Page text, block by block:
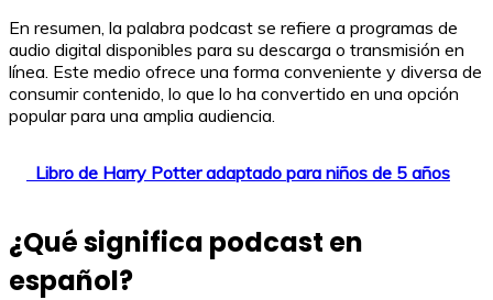
En resumen, la palabra podcast se refiere a programas de
audio digital disponibles para su descarga o transmisión en
línea. Este medio ofrece una forma conveniente y diversa de
consumir contenido, lo que lo ha convertido en una opción
popular para una amplia audiencia.
Libro de Harry Potter adaptado para niños de 5 años
¿Qué significa podcast en
español?